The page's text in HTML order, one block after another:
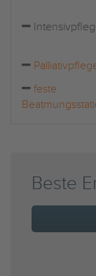
feste
Beste